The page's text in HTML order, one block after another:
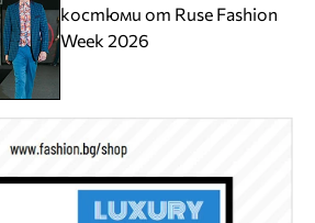
костюми от Ruse Fashion
Week 2026